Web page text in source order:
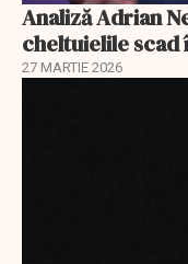
Analiză Adrian
cheltuielile scad
27 MARTIE 2026